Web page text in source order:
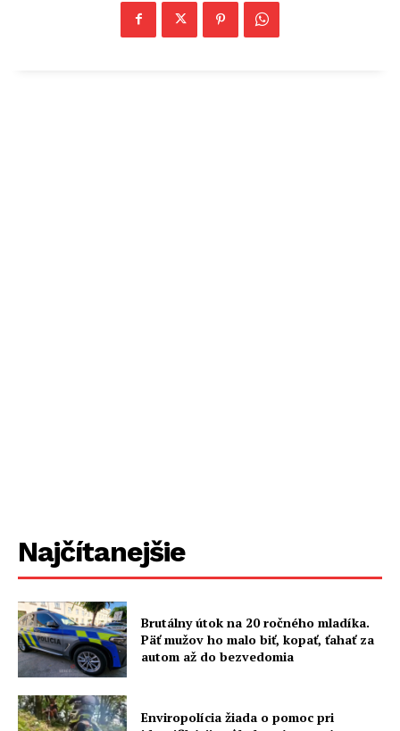
Najčítanejšie
Brutálny útok na 20 ročného mladíka.
Päť mužov ho malo biť, kopať, ťahať za
autom až do bezvedomia
Enviropolícia žiada o pomoc pri